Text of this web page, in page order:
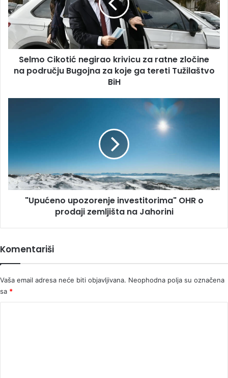
za
ratne
zločine
području
Bugojna
za
Selmo Cikotić negirao krivicu za ratne zločine
na području Bugojna za koje ga tereti Tužilaštvo
BiH
zemljišta
na
Jahorini
"Upućeno upozorenje investitorima" OHR o
prodaji zemljišta na Jahorini
Komentariši
Vaša email adresa neće biti objavljivana. Neophodna polja su označena
sa *